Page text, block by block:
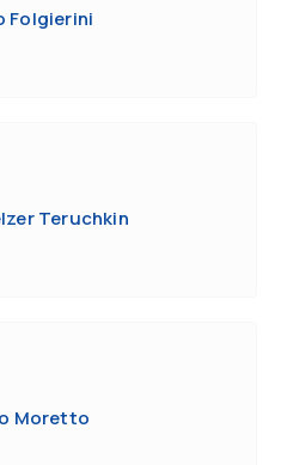
Folgierini
Teruchkin
Moretto